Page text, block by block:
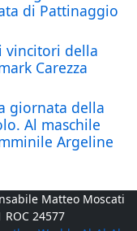
di Pattinaggio
vincitori della
Carezza
giornata della
Al maschile
Argeline
Matteo Moscati
ROC 24577